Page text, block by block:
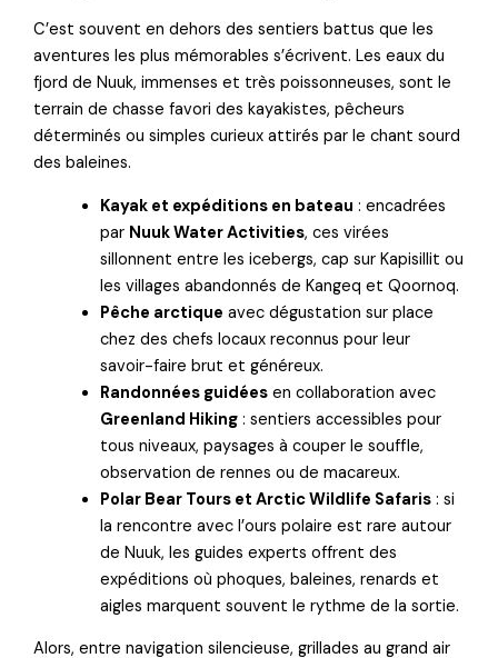
C’est souvent en dehors des sentiers battus que les
aventures les plus mémorables s’écrivent. Les eaux du
fjord de Nuuk, immenses et très poissonneuses, sont le
terrain de chasse favori des kayakistes, pêcheurs
déterminés ou simples curieux attirés par le chant sourd
des baleines.
Kayak et expéditions en bateau : encadrées
par Nuuk Water Activities, ces virées
sillonnent entre les icebergs, cap sur Kapisillit ou
les villages abandonnés de Kangeq et Qoornoq.
Pêche arctique avec dégustation sur place
chez des chefs locaux reconnus pour leur
savoir-faire brut et généreux.
Randonnées guidées en collaboration avec
Greenland Hiking : sentiers accessibles pour
tous niveaux, paysages à couper le souffle,
observation de rennes ou de macareux.
Polar Bear Tours et Arctic Wildlife Safaris : si
la rencontre avec l’ours polaire est rare autour
de Nuuk, les guides experts offrent des
expéditions où phoques, baleines, renards et
aigles marquent souvent le rythme de la sortie.
Alors, entre navigation silencieuse, grillades au grand air